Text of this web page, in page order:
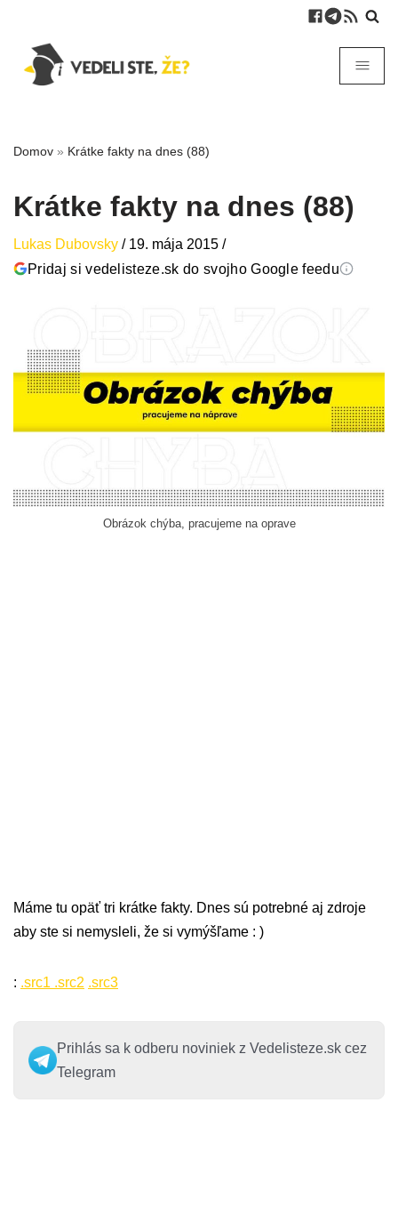
Domov » Krátke fakty na dnes (88)
Krátke fakty na dnes (88)
Lukas Dubovsky / 19. mája 2015 /
Pridaj si vedelisteze.sk do svojho Google feedu
Obrázok chýba, pracujeme na oprave
Máme tu opäť tri krátke fakty. Dnes sú potrebné aj zdroje
aby ste si nemysleli, že si vymýšľame : )
: .src1 .src2 .src3
Prihlás sa k odberu noviniek z Vedelisteze.sk cez
Telegram